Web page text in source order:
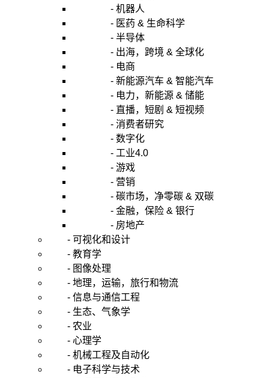
- 机器人
- 医药 & 生命科学
- 半导体
- 出海，跨境 & 全球化
- 电商
- 新能源汽车 & 智能汽车
- 电力，新能源 & 储能
- 直播，短剧 & 短视频
- 消费者研究
- 数字化
- 工业4.0
- 游戏
- 营销
- 碳市场，净零碳 & 双碳
- 金融，保险 & 银行
- 房地产
- 可视化和设计
- 教育学
- 图像处理
- 地理，运输，旅行和物流
- 信息与通信工程
- 生态、气象学
- 农业
- 心理学
- 机械工程及自动化
- 电子科学与技术